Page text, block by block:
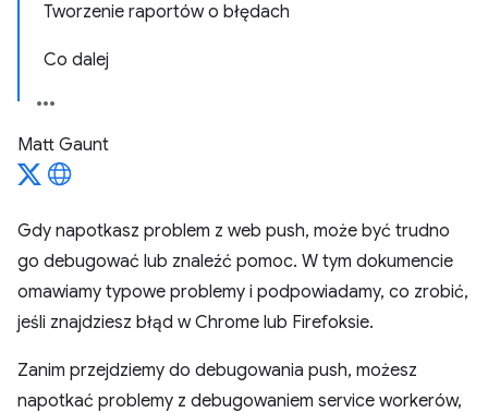
Tworzenie raportów o błędach
Co dalej
Matt Gaunt
Gdy napotkasz problem z web push, może być trudno
go debugować lub znaleźć pomoc. W tym dokumencie
omawiamy typowe problemy i podpowiadamy, co zrobić,
jeśli znajdziesz błąd w Chrome lub Firefoksie.
Zanim przejdziemy do debugowania push, możesz
napotkać problemy z debugowaniem service workerów,